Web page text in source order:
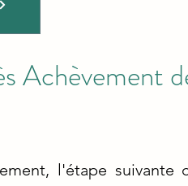
Achèvement
l'étape suivante